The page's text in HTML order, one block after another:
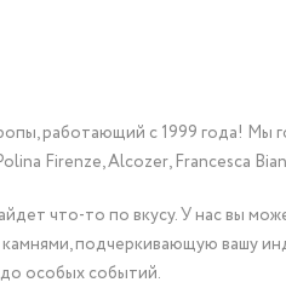
работающий с 1999 года! Мы
Firenze, Alcozer, Francesca
что-то по вкусу. У нас вы
подчеркивающую вашу
особых событий.